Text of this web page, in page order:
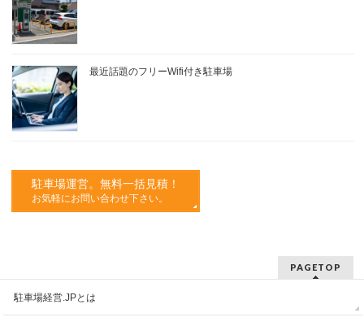
最近話題のフリーWifi付き駐車場
駐車場運営。無料一括見積！
お気軽にお問い合わせ下さい。
PAGETOP
駐車場経営.JPとは